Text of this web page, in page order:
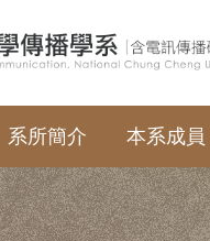
系所簡介 本系成員